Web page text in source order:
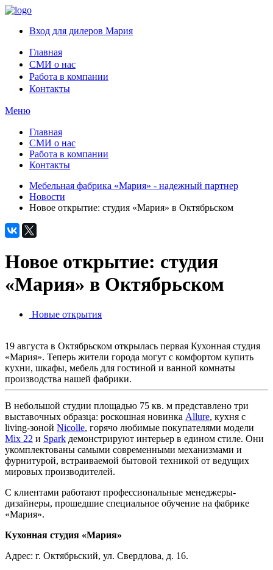
Вход для дилеров Мария
Главная
СМИ о нас
Работа в компании
Контакты
Меню
Главная
СМИ о нас
Работа в компании
Контакты
Мебельная фабрика «Мария» - надежный партнер
Новости
Новое открытие: студия «Мария» в Октябрьском
Новое открытие: студия
«Мария» в Октябрьском
Новые открытия
19 августа в Октябрьском открылась первая Кухонная студия
«Мария». Теперь жители города могут с комфортом купить
кухни, шкафы, мебель для гостиной и ванной комнаты
производства нашей фабрики.
В небольшой студии площадью 75 кв. м представлено три
выставочных образца: роскошная новинка Allure, кухня с
living-зоной Nicolle, горячо любимые покупателями модели
Mix 22 и Spark демонстрируют интерьер в едином стиле. Они
укомплектованы самыми современными механизмами и
фурнитурой, встраиваемой бытовой техникой от ведущих
мировых производителей.
С клиентами работают профессиональные менеджеры-
дизайнеры, прошедшие специальное обучение на фабрике
«Мария».
Кухонная студия «Мария»
Адрес: г. Октябрьский, ул. Свердлова, д. 16.